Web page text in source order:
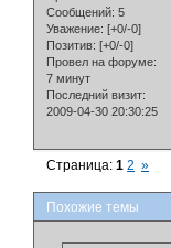
Сообщений: 5
Уважение: [+0/-0]
Позитив: [+0/-0]
Провел на форуме:
7 минут
Последний визит:
2009-04-30 20:30:25
Страница:1 2 »
Похожие темы